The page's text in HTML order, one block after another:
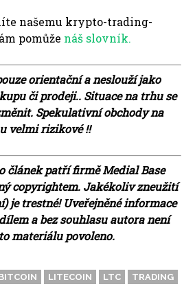
našemu krypto-trading-
pomůže náš slovník.
orientační a neslouží jako
či prodeji.. Situace na trhu se
Spekulativní obchody na
velmi rizikové !!
článek patří firmě Medial Base
copyrightem. Jakékoliv zneužití
je trestné! Uveřejněné informace
a bez souhlasu autora není
materiálu povoleno.
LITECOIN LTC TRADING